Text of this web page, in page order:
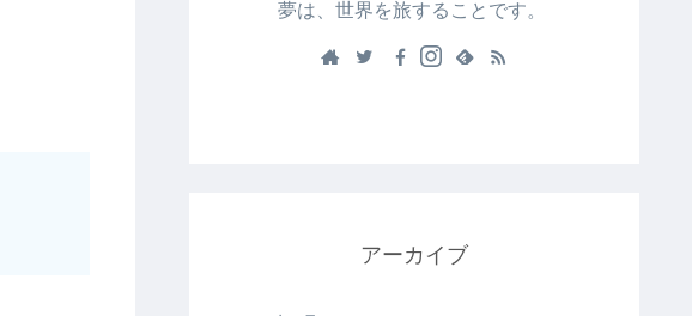
夢は、世界を旅することです。
アーカイブ